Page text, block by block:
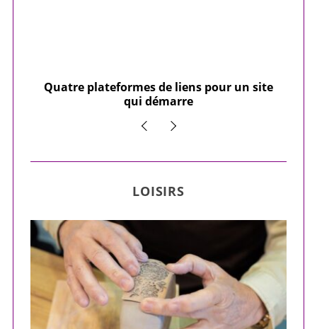
Quatre plateformes de liens pour un site
qui démarre
LOISIRS